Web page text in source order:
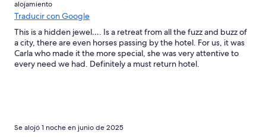
alojamiento
Traducir con Google
This is a hidden jewel…. Is a retreat from all the fuzz and buzz of
a city, there are even horses passing by the hotel. For us, it was
Carla who made it the more special, she was very attentive to
every need we had. Definitely a must return hotel.
Se alojó 1 noche en junio de 2025